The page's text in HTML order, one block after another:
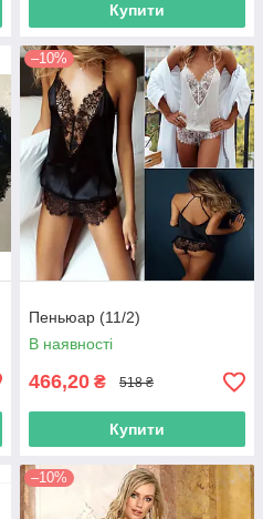
Купити
–10%
Пеньюар (11/2)
В наявності
466,20 ₴ 518 ₴
Купити
–10%